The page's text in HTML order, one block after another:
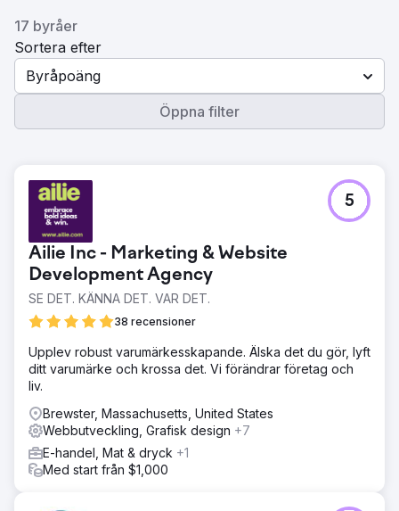
17 byråer
Sortera efter
Byråpoäng
Öppna filter
Ailie Inc - Marketing & Website
Development Agency
SE DET. KÄNNA DET. VAR DET.
38 recensioner
5
Upplev robust varumärkesskapande. Älska det du gör, lyft
ditt varumärke och krossa det. Vi förändrar företag och
liv.
Brewster, Massachusetts, United States
Webbutveckling, Grafisk design +7
E-handel, Mat & dryck +1
Med start från $1,000